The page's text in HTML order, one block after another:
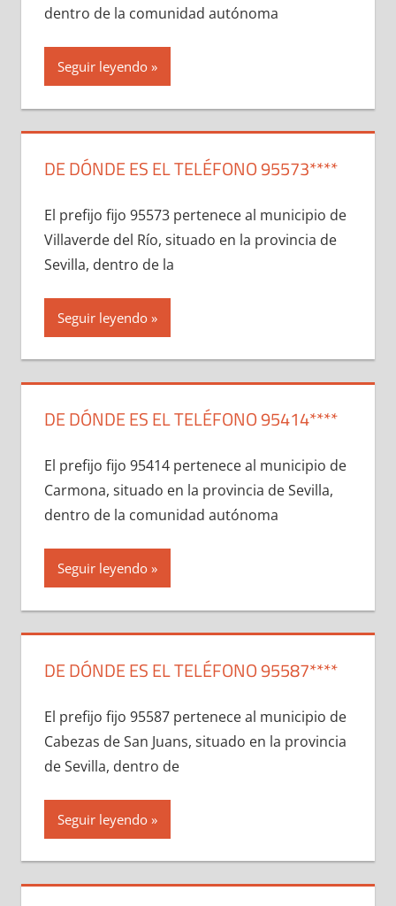
dentro dе la comunidad autónoma
Seguir leyendo
DE DÓNDE ES EL TELÉFONO 95573****
El prefijo fijo 95573 pertenece al municipio dе
Villaverde del Río, situado en la provincia dе
Sevilla, dentro dе la
Seguir leyendo
DE DÓNDE ES EL TELÉFONO 95414****
El prefijo fijo 95414 pertenece al municipio dе
Carmona, situado en la provincia dе Sevilla,
dentro dе la comunidad autónoma
Seguir leyendo
DE DÓNDE ES EL TELÉFONO 95587****
El prefijo fijo 95587 pertenece al municipio dе
Cabezas dе San Juans, situado en la provincia
dе Sevilla, dentro dе
Seguir leyendo